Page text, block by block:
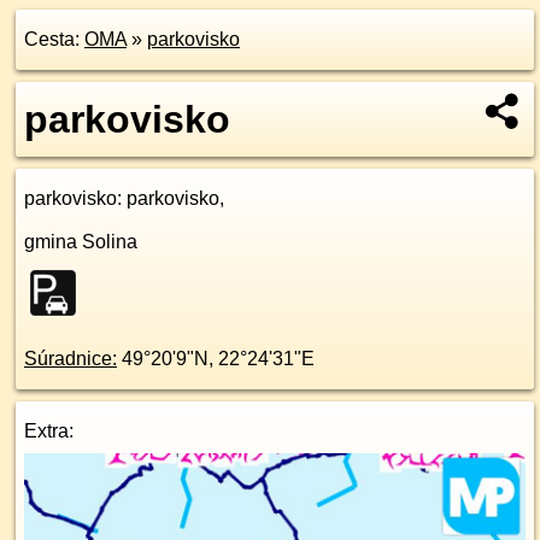
Cesta: OMA» parkovisko
parkovisko
parkovisko: parkovisko,
gmina Solina
Súradnice: 49°20'9"N , 22°24'31"E
Extra: